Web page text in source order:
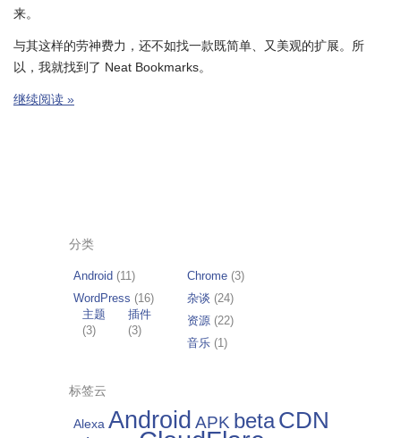
来。
与其这样的劳神费力，还不如找一款既简单、又美观的扩展。所
以，我就找到了 Neat Bookmarks。
继续阅读 »
分类
Android (11) Chrome(3)
WordPress (16)
主题
(3)
插件
(3)
杂谈 (24)
资源(22)
音乐(1)
标签云
Alexa Android APK beta CDN